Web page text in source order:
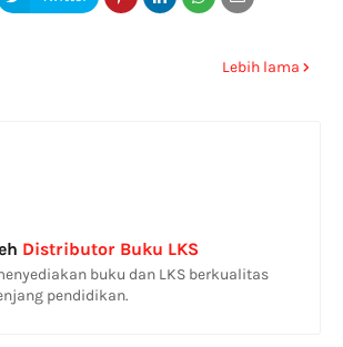
Lebih lama
Distributor Buku LKS
buku dan LKS berkualitas
pendidikan.